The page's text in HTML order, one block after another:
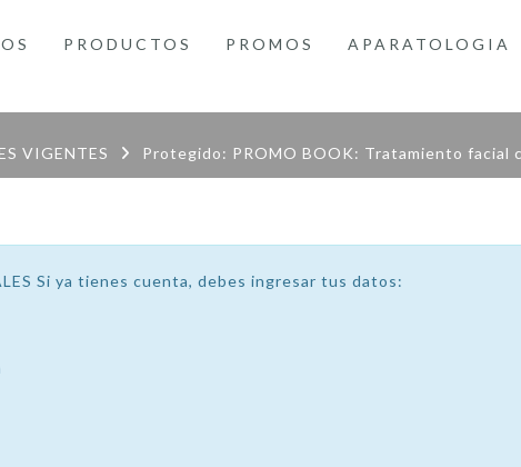
PRODUCTOS PROMOS APARATOLOGIA
VIGENTES Protegido: PROMO BOOK: Tratamiento facial
Si ya tienes cuenta, debes ingresar tus datos: